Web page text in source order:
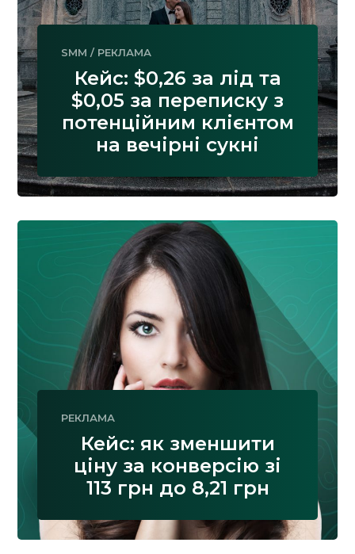
SMM / РЕКЛАМА
Кейс: $0,26 за лід та
$0,05 за переписку з
потенційним клієнтом
на вечірні сукні
РЕКЛАМА
Кейс: як зменшити
ціну за конверсію зі
113 грн до 8,21 грн